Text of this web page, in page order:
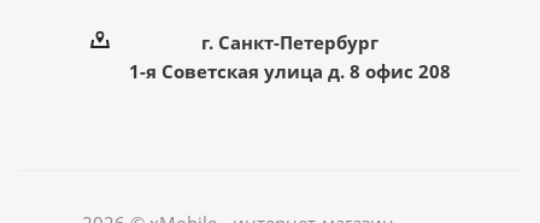
г. Санкт-Петербург
1-я Советская улица д. 8 офис 208